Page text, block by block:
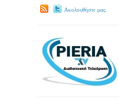
Ακολουθήστε μας.